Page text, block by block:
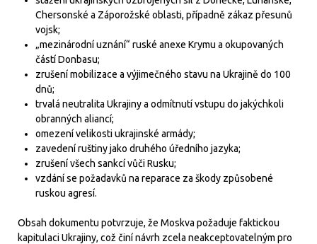
Chersonské a Záporožské oblasti, případně zákaz přesunů
vojsk;
„mezinárodní uznání“ ruské anexe Krymu a okupovaných
částí Donbasu;
zrušení mobilizace a výjimečného stavu na Ukrajině do 100
dnů;
trvalá neutralita Ukrajiny a odmítnutí vstupu do jakýchkoli
obranných aliancí;
omezení velikosti ukrajinské armády;
zavedení ruštiny jako druhého úředního jazyka;
zrušení všech sankcí vůči Rusku;
vzdání se požadavků na reparace za škody způsobené
ruskou agresí.
Obsah dokumentu potvrzuje, že Moskva požaduje faktickou
kapitulaci Ukrajiny, což činí návrh zcela neakceptovatelným pro